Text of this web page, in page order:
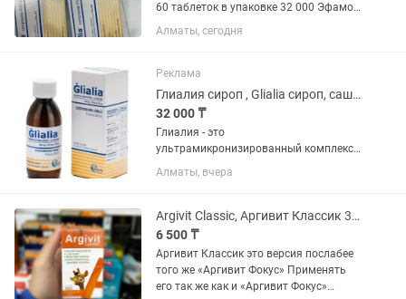
60 таблеток в упаковке 32 000 Эфамол
эфалекс в наличии
Алматы, сегодня
Реклама
Глиалия сироп , Glialia сироп, саше и в таблетках
32 000 ₸
Глиалия - это
ультрамикронизированный комплекс
содержащий в своей основе ПАА и
лютеолин, направлены на снятие
поврежденные клетки. ⠀ ГЛИАЛИЮ
часто можем увидеть в...
Алматы, вчера
Argivit Classic, Аргивит Классик 30 таблеток
6 500 ₸
Аргивит Классик это версия послабее
того же «Аргивит Фокус» Применять
его так же как и «Аргивит Фокус»